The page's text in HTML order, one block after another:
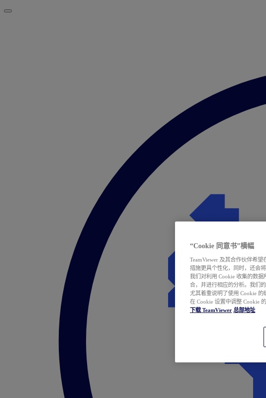
“Cookie 同意书”横幅
TeamViewer 及其合作伙伴希
措施更具个性化，同时，还会
我们对利用 Cookie 收集的数
合，并进行相应的分析。我们的
尤其着重说明了使用 Cookie
在 Cookie 设置中调整 Cookie 的
下载 TeamViewer 总部地址